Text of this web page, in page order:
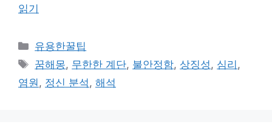
읽기
카
테
리
유용한꿀팁
태
그
꿈해몽, 무한한 계단, 불안정함, 상징성, 심리 ,
염원, 정신 분석, 해석